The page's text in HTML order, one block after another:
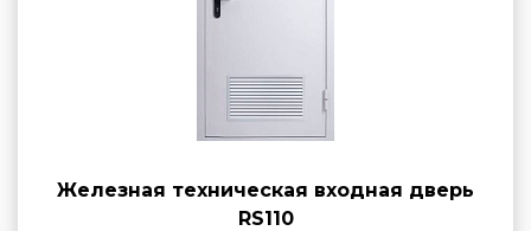
Железная техническая входная дверь
RS110